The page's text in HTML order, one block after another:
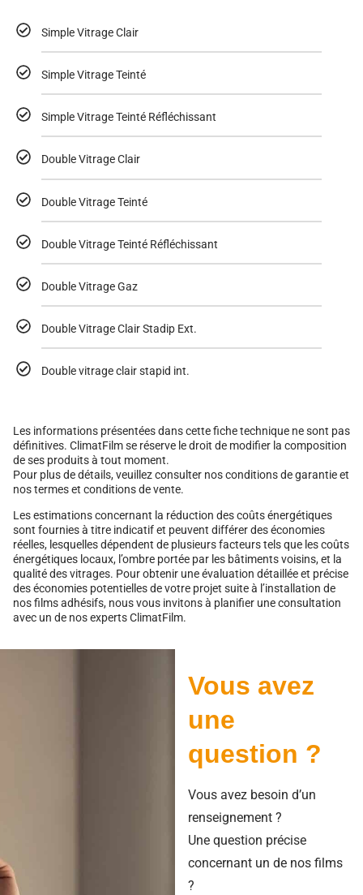
Simple Vitrage Clair
Simple Vitrage Teinté
Simple Vitrage Teinté Réfléchissant
Double Vitrage Clair
Double Vitrage Teinté
Double Vitrage Teinté Réfléchissant
Double Vitrage Gaz
Double Vitrage Clair Stadip Ext.
Double vitrage clair stapid int.
Les informations présentées dans cette fiche technique ne sont pas
définitives. ClimatFilm se réserve le droit de modifier la composition
de ses produits à tout moment.
Pour plus de détails, veuillez consulter nos conditions de garantie et
nos termes et conditions de vente.
Les estimations concernant la réduction des coûts énergétiques
sont fournies à titre indicatif et peuvent différer des économies
réelles, lesquelles dépendent de plusieurs facteurs tels que les coûts
énergétiques locaux, l’ombre portée par les bâtiments voisins, et la
qualité des vitrages. Pour obtenir une évaluation détaillée et précise
des économies potentielles de votre projet suite à l’installation de
nos films adhésifs, nous vous invitons à planifier une consultation
avec un de nos experts ClimatFilm.
Vous avez
une
question ?
Vous avez besoin d’un
renseignement ?
Une question précise
concernant un de nos films
?